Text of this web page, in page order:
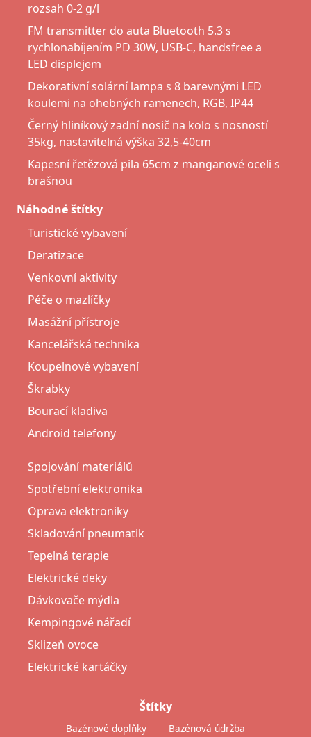
rozsah 0-2 g/l
FM transmitter do auta Bluetooth 5.3 s
rychlonabíjením PD 30W, USB-C, handsfree a
LED displejem
Dekorativní solární lampa s 8 barevnými LED
koulemi na ohebných ramenech, RGB, IP44
Černý hliníkový zadní nosič na kolo s nosností
35kg, nastavitelná výška 32,5-40cm
Kapesní řetězová pila 65cm z manganové oceli s
brašnou
Náhodné štítky
Turistické vybavení
Deratizace
Venkovní aktivity
Péče o mazlíčky
Masážní přístroje
Kancelářská technika
Koupelnové vybavení
Škrabky
Bourací kladiva
Android telefony
Spojování materiálů
Spotřební elektronika
Oprava elektroniky
Skladování pneumatik
Tepelná terapie
Elektrické deky
Dávkovače mýdla
Kempingové nářadí
Sklizeň ovoce
Elektrické kartáčky
Štítky
Bazénové doplňky Bazénová údržba